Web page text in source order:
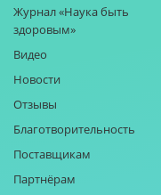
Журнал «Наука быть
здоровым»
Видео
Новости
Отзывы
Благотворительность
Поставщикам
Партнёрам